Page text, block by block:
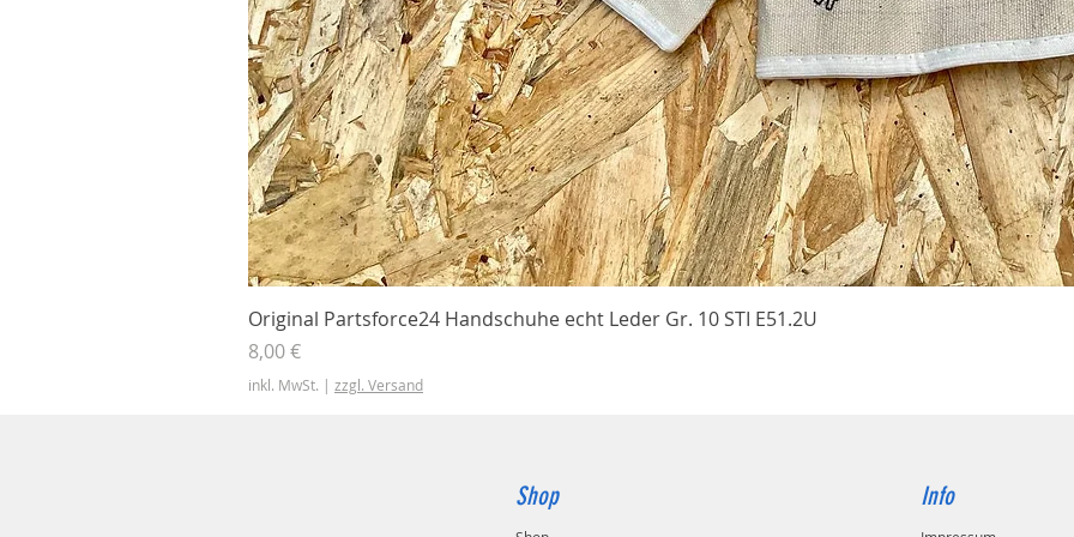
Schnellansicht
Original Partsforce24 Handschuhe echt Leder Gr. 10 STI E51.2U
Preis
8,00 €
inkl. MwSt. | zzgl. Versand
Shop Info